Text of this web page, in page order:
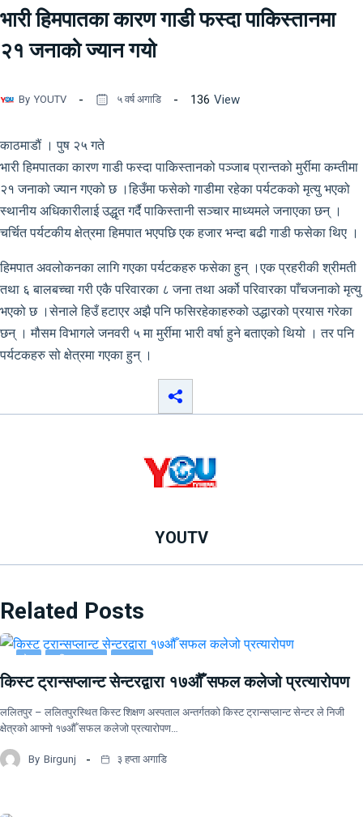
भारी हिमपातका कारण गाडी फस्दा पाकिस्तानमा
२१ जनाको ज्यान गयो
By YOUTV ५ वर्ष अगाडि 136 View
काठमाडौं । पुष २५ गते
भारी हिमपातका कारण गाडी फस्दा पाकिस्तानको पञ्जाब प्रान्तको मुर्रीमा कम्तीमा
२१ जनाको ज्यान गएको छ ।हिउँमा फसेको गाडीमा रहेका पर्यटकको मृत्यु भएको
स्थानीय अधिकारीलाई उद्धृत गर्दै पाकिस्तानी सञ्चार माध्यमले जनाएका छन् ।
चर्चित पर्यटकीय क्षेत्रमा हिमपात भएपछि एक हजार भन्दा बढी गाडी फसेका थिए ।
हिमपात अवलोकनका लागि गएका पर्यटकहरु फसेका हुन् ।एक प्रहरीकी श्रीमती
तथा ६ बालबच्चा गरी एकै परिवारका ८ जना तथा अर्को परिवारका पाँचजनाको मृत्यु
भएको छ ।सेनाले हिउँ हटाएर अझै पनि फसिरहेकाहरुको उद्धारको प्रयास गरेका
छन् । मौसम विभागले जनवरी ५ मा मुर्रीमा भारी वर्षा हुने बताएको थियो । तर पनि
पर्यटकहरु सो क्षेत्रमा गएका हुन् ।
YOUTV
Related Posts
किस्ट ट्रान्सप्लान्ट सेन्टरद्वारा १७औँ सफल कलेजो प्रत्यारोपण
ललितपुर – ललितपुरस्थित किस्ट शिक्षण अस्पताल अन्तर्गतको किस्ट ट्रान्सप्लान्ट सेन्टर ले निजी
क्षेत्रको आफ्नो १७औँ सफल कलेजो प्रत्यारोपण…
By Birgunj ३ हप्ता अगाडि